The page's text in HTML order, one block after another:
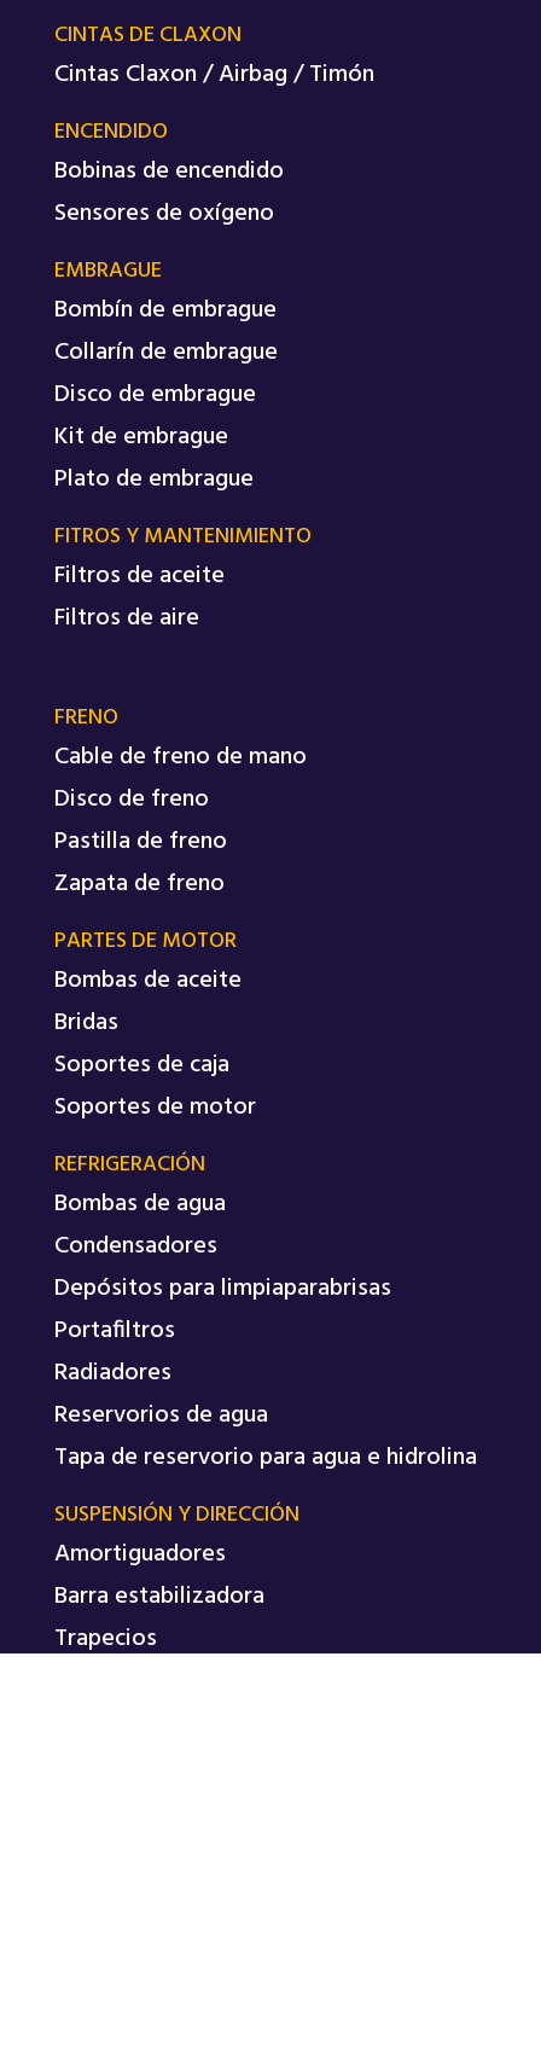
CINTAS DE CLAXON
Cintas Claxon / Airbag / Timón
ENCENDIDO
Bobinas de encendido
Sensores de oxígeno
EMBRAGUE
Bombín de embrague
Collarín de embrague
Disco de embrague
Kit de embrague
Plato de embrague
FITROS Y MANTENIMIENTO
Filtros de aceite
Filtros de aire
FRENO
Cable de freno de mano
Disco de freno
Pastilla de freno
Zapata de freno
PARTES DE MOTOR
Bombas de aceite
Bridas
Soportes de caja
Soportes de motor
REFRIGERACIÓN
Bombas de agua
Condensadores
Depósitos para limpiaparabrisas
Portafiltros
Radiadores
Reservorios de agua
Tapa de reservorio para agua e hidrolina
SUSPENSIÓN Y DIRECCIÓN
Amortiguadores
Barra estabilizadora
Trapecios